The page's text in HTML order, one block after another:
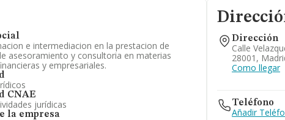
e intermediacion en la prestacion de
asesoramiento y consultoria en materias
y empresariales.
CNAE
jurídicas
la empresa
Dirección
Calle
28001,
Como llegar
Teléfono
Añadir